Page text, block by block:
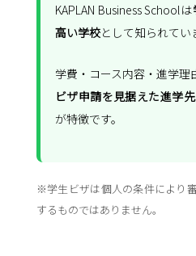
KAPLAN Business Schoolは
高い学校として知られてい
学費・コース内容・進学理
ビザ申請を見据えた進学
が特徴です。
※学生ビザは個人の条件により
するものではありません。